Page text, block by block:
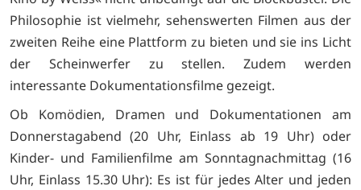
Philosophie ist vielmehr, sehenswerten Filmen aus der
zweiten Reihe eine Plattform zu bieten und sie ins Licht
der Scheinwerfer zu stellen. Zudem werden
interessante Dokumentationsfilme gezeigt.
Ob Komödien, Dramen und Dokumentationen am
Donnerstagabend (20 Uhr, Einlass ab 19 Uhr) oder
Kinder- und Familienfilme am Sonntagnachmittag (16
Uhr, Einlass 15.30 Uhr): Es ist für jedes Alter und jeden